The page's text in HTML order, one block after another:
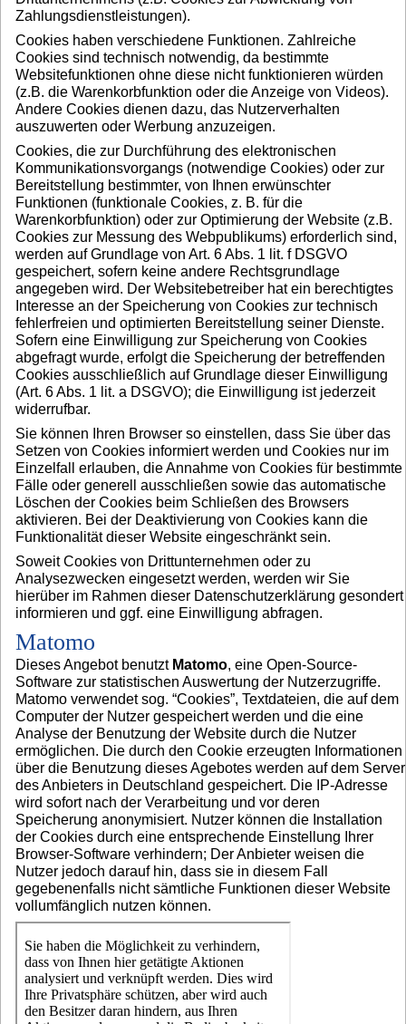
Zahlungsdienstleistungen).
Cookies haben verschiedene Funktionen. Zahlreiche
Cookies sind technisch notwendig, da bestimmte
Websitefunktionen ohne diese nicht funktionieren würden
(z.B. die Warenkorbfunktion oder die Anzeige von Videos).
Andere Cookies dienen dazu, das Nutzerverhalten
auszuwerten oder Werbung anzuzeigen.
Cookies, die zur Durchführung des elektronischen
Kommunikationsvorgangs (notwendige Cookies) oder zur
Bereitstellung bestimmter, von Ihnen erwünschter
Funktionen (funktionale Cookies, z. B. für die
Warenkorbfunktion) oder zur Optimierung der Website (z.B.
Cookies zur Messung des Webpublikums) erforderlich sind,
werden auf Grundlage von Art. 6 Abs. 1 lit. f DSGVO
gespeichert, sofern keine andere Rechtsgrundlage
angegeben wird. Der Websitebetreiber hat ein berechtigtes
Interesse an der Speicherung von Cookies zur technisch
fehlerfreien und optimierten Bereitstellung seiner Dienste.
Sofern eine Einwilligung zur Speicherung von Cookies
abgefragt wurde, erfolgt die Speicherung der betreffenden
Cookies ausschließlich auf Grundlage dieser Einwilligung
(Art. 6 Abs. 1 lit. a DSGVO); die Einwilligung ist jederzeit
widerrufbar.
Sie können Ihren Browser so einstellen, dass Sie über das
Setzen von Cookies informiert werden und Cookies nur im
Einzelfall erlauben, die Annahme von Cookies für bestimmte
Fälle oder generell ausschließen sowie das automatische
Löschen der Cookies beim Schließen des Browsers
aktivieren. Bei der Deaktivierung von Cookies kann die
Funktionalität dieser Website eingeschränkt sein.
Soweit Cookies von Drittunternehmen oder zu
Analysezwecken eingesetzt werden, werden wir Sie
hierüber im Rahmen dieser Datenschutzerklärung gesondert
informieren und ggf. eine Einwilligung abfragen.
Matomo
Dieses Angebot benutzt Matomo, eine Open-Source-
Software zur statistischen Auswertung der Nutzerzugriffe.
Matomo verwendet sog. “Cookies”, Textdateien, die auf dem
Computer der Nutzer gespeichert werden und die eine
Analyse der Benutzung der Website durch die Nutzer
ermöglichen. Die durch den Cookie erzeugten Informationen
über die Benutzung dieses Agebotes werden auf dem Server
des Anbieters in Deutschland gespeichert. Die IP-Adresse
wird sofort nach der Verarbeitung und vor deren
Speicherung anonymisiert. Nutzer können die Installation
der Cookies durch eine entsprechende Einstellung Ihrer
Browser-Software verhindern; Der Anbieter weisen die
Nutzer jedoch darauf hin, dass sie in diesem Fall
gegebenenfalls nicht sämtliche Funktionen dieser Website
vollumfänglich nutzen können.